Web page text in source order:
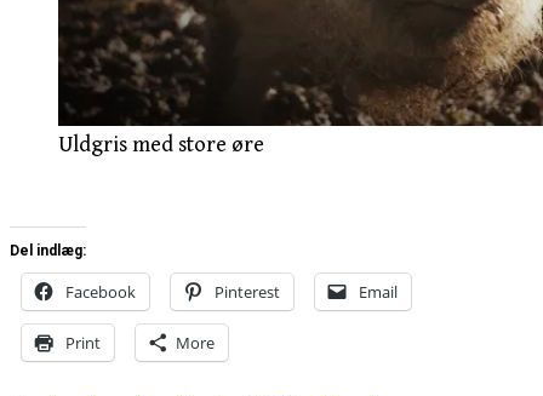
Uldgris med store øre
Del indlæg:
Facebook Pinterest Email
Print More